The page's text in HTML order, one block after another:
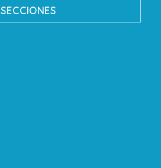
SECCIONES